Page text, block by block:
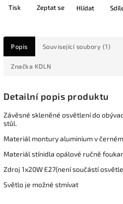
Tisk Zeptat se Hlídat
Popis Související soubory (1)
Značka KDLN
Detailní popis produktu
Závěsné skleněné osvětlení do
stůl.
Materiál montury aluminium v
Materiál stínidla opálové ručně
Zdroj 1x20W E27(není součástí
Světlo je možné stmívat